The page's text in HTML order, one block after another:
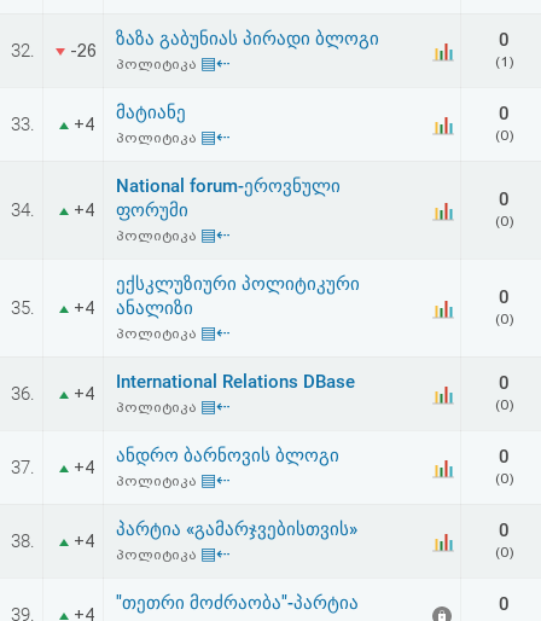
32. -26
ზაზა გაბუნიას პირადი ბლოგი
პოლიტიკა ▤⇠
0
(1)
33. +4
მატიანე
პოლიტიკა ▤⇠
0
(0)
34. +4
National forum-ეროვნული
ფორუმი
პოლიტიკა ▤⇠
0
(0)
35. +4
ექსკლუზიური პოლიტიკური
ანალიზი
პოლიტიკა ▤⇠
0
(0)
36. +4
International Relations DBase
პოლიტიკა ▤⇠
0
(0)
37. +4
ანდრო ბარნოვის ბლოგი
პოლიტიკა ▤⇠
0
(0)
38. +4
პარტია «გამარჯვებისთვის»
პოლიტიკა ▤⇠
0
(0)
39. +4
"თეთრი მოძრაობა"-პარტია 0